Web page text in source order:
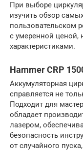
При выборе
изучить обзор
пользовательском
с умеренной
характеристиками.
Hammer CRP
Аккумуляторная
справляется не
Подходит для
обладает
лазером,
безопасность
от случайного